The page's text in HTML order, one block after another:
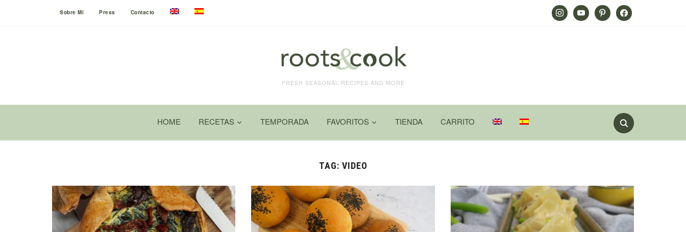
InstagramYoutube PinterestFacebook
Sobre Mí Press Contacto
FRESH SEASONAL RECIPES AND MORE
HOME RECETAS TEMPORADA FAVORITOS TIENDA CARRITO
TAG: VIDEO